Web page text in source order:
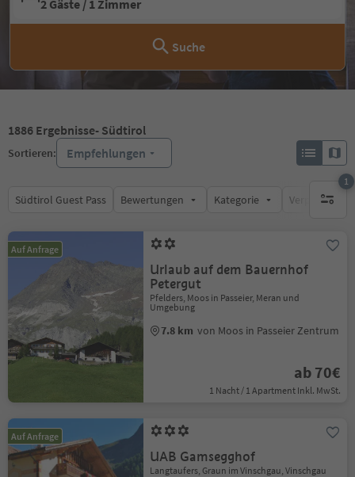
2 Gäste / 1 Zimmer
Suche
1886 Ergebnisse- Südtirol
Sortieren: Empfehlungen
Südtirol Guest Pass Bewertungen Kategorie
1
1
Auf Anfrage
Urlaub auf dem Bauernhof
Petergut
Pfelders, Moos in Passeier, Meran und
Umgebung
7.8 km von Moos in Passeier Zentrum
ab 70€
1 Nacht / 1 Apartment Inkl. MwSt.
Auf Anfrage
UAB Gamsegghof
Langtaufers, Graun im Vinschgau, Vinschgau